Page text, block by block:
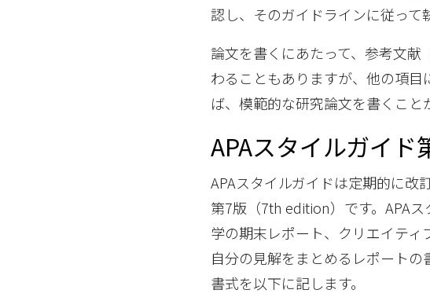
認し、そのガイドラインに従って
論文を書くにあたって、参考文
わることもありますが、他の項目
ば、模範的な研究論文を書くこと
APAスタイルガイド
APAスタイルガイドは定期的に改
第7版（7th edition）です。APA
学の期末レポート、クリエイテ
自分の見解をまとめるレポート
書式を以下に記します。